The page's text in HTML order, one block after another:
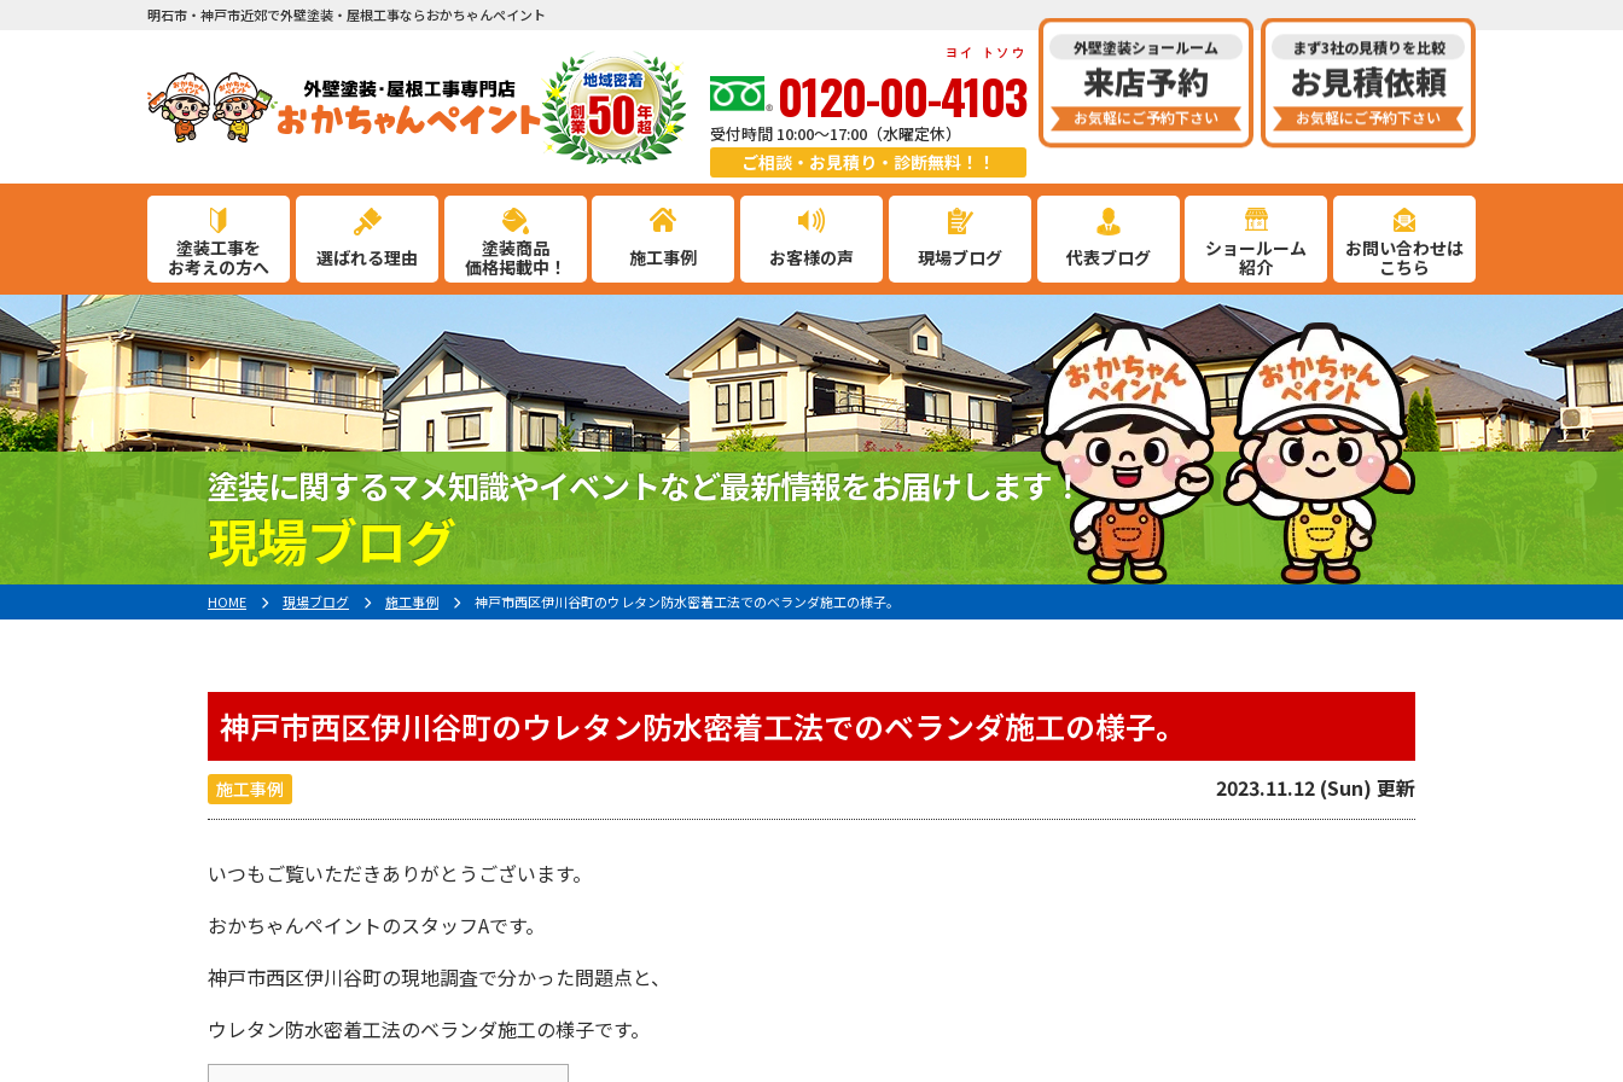
明石市・神戸市近郊で外壁塗装・屋根工事ならおかちゃんペイント
0120-00-4103
ヨイ トソウ
受付時間 10:00～17:00（水曜定休）
ご相談・お見積り・診断無料！！
外壁塗装ショールーム
来店予約
お気軽にご予約下さい
まず3社の見積りを比較
お見積依頼
お気軽にご予約下さい
塗装工事を
お考えの方へ
選ばれる理由
塗装商品
価格掲載中！
施工事例 お客様の声 現場ブログ 代表ブログ
ショールーム
紹介
お問い合わせは
こちら
塗装に関するマメ知識やイベントなど最新情報をお届けします！
現場ブログ
HOME 現場ブログ 施工事例 神戸市西区伊川谷町のウレタン防水密着工法でのベランダ施工の様子。
神戸市西区伊川谷町のウレタン防水密着工法でのベランダ施工の様子。
施工事例 2023.11.12 (Sun) 更新
いつもご覧いただきありがとうございます。
おかちゃんペイントのスタッフAです。
神戸市西区伊川谷町の現地調査で分かった問題点と、
ウレタン防水密着工法のベランダ施工の様子です。